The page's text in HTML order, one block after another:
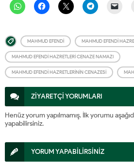
MAHMUD EFENDI MAHMUD EFENDI
MAHMUD EFENDI HAZRETLERI CENAZE NAMAZI
MAHMUD EFENDI HAZRETLERININ CENAZESI
ZİYARETÇİ YORUMLARI
Henüz yorum yapılmamış. İlk yorumu
yapabilirsiniz.
YORUM YAPABİLİRSİNİZ